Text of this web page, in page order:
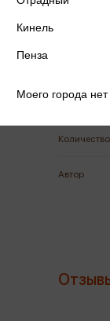
Год издания
Автор
Кинель
Пенза
Моего города нет